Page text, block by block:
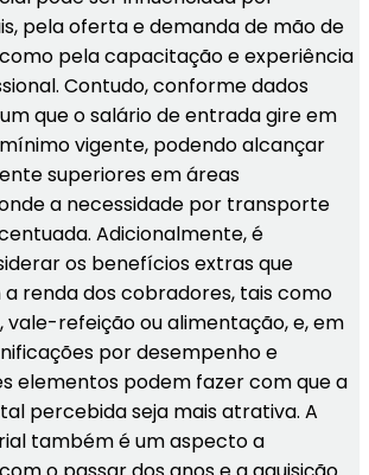
pela oferta e demanda de mão de
pela capacitação e experiência
Contudo, conforme dados
que o salário de entrada gire em
vigente, podendo alcançar
superiores em áreas
a necessidade por transporte
Adicionalmente, é
os benefícios extras que
renda dos cobradores, tais como
refeição ou alimentação, e, em
por desempenho e
elementos podem fazer com que a
percebida seja mais atrativa. A
também é um aspecto a